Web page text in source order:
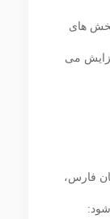
بخش های
می‏
فارس،